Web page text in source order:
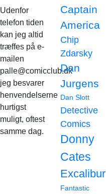
Udenfor
telefon tiden
kan jeg altid
træffes på e-
mailen
palle@comicclub.dk
jeg besvarer
henvendelserne
hurtigst
muligt, oftest
samme dag.
Captain
America
Chip
Zdarsky
Dan
Jurgens
Dan Slott
Detective
Comics
Donny
Cates
Excalibur
Fantastic